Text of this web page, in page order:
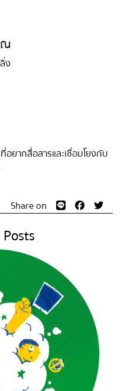
ง
อยากสื่อสารและเชื่อมโยงกับ
Share on